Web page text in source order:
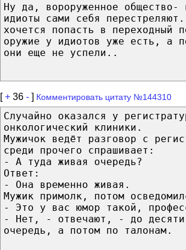
Ну да, вороруженное общество-
идиоты сами себя
хочется попасть в переходный
оружие у идиотов уже есть, а
они еще не успели..
[+ 36 - ] Комментировать цитату №144310
Случайно оказался у
онкологический клиники.
Мужичок ведёт разговор с
среди прочего спрашивает:
- А туда живая очередь?
Ответ:
- Она временно живая.
Мужик примолк, потом
- Это у вас юмор такой,
- Нет, - отвечают, - до десяти
очередь, а потом по талонам.